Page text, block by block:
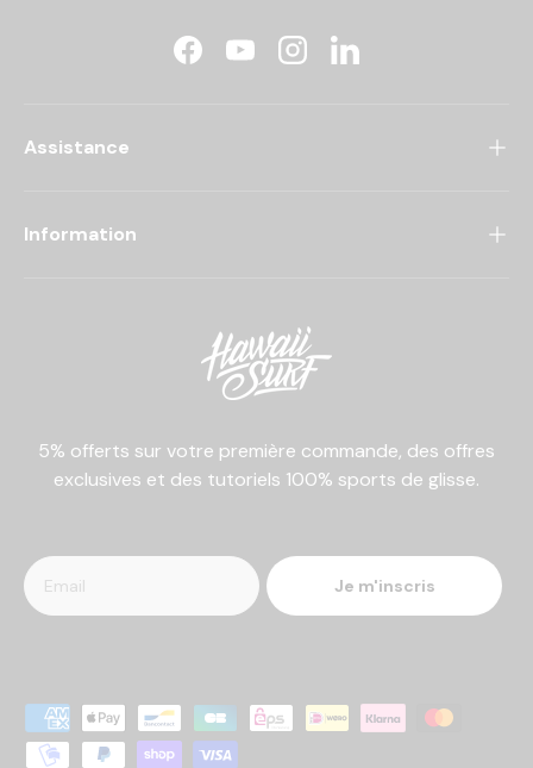
FacebookYouTubeInstagramLinkedIn
Assistance
Information
5% offerts sur votre première commande, des offres
exclusives et des tutoriels 100% sports de glisse.
Je m'inscris
Moyens de paiement acceptés